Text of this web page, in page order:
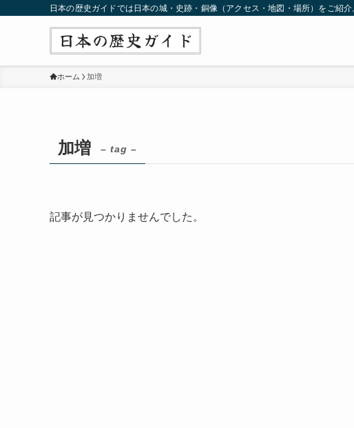
日本の歴史ガイドでは日本の城・史跡・銅像（アクセス・地図・場所）をご紹
ホーム 加増
加増 – tag –
記事が見つかりませんでした。